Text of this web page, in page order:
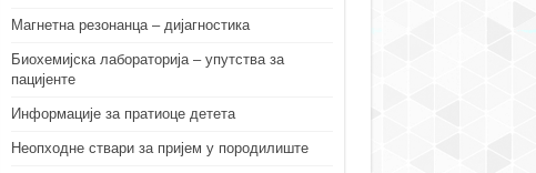
Mагнетна резонанца – дијагностика
Биохемијска лабораторија – упутства за
пацијенте
Информације за пратиоце детета
Неопходне ствари за пријем у породилиште